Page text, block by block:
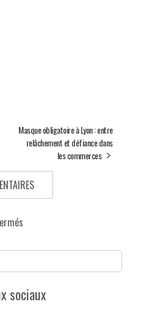
Masque obligatoire à Lyon : entre
relâchement et défiance dans
les commerces
sociaux